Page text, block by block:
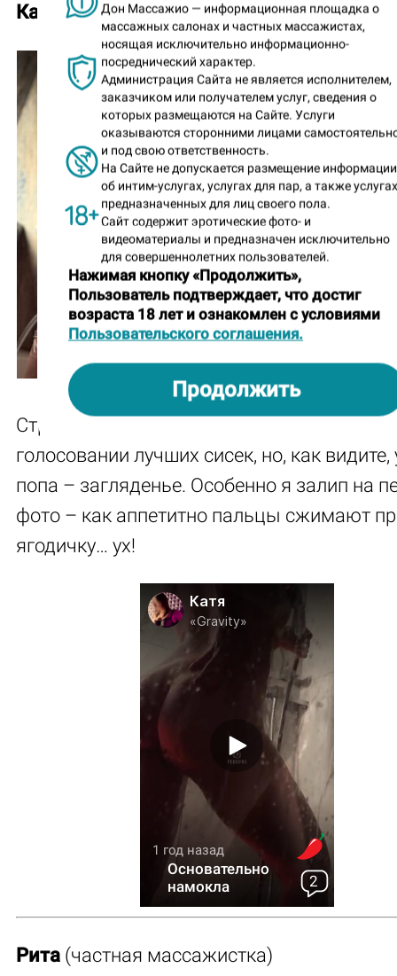
Дон Массажио — информационная площадка о
массажных салонах и частных массажистах,
носящая исключительно информационно-
посреднический характер.
Администрация Сайта не является исполнителем,
заказчиком или получателем услуг, сведения о
которых размещаются на Сайте. Услуги
оказываются сторонними лицами
и под свою ответственность.
На Сайте не допускается размещение информации
об интим-услугах, услугах для пар, а также
предназначенных для лиц своего пола.
Сайт содержит эротические фото- и
видеоматериалы и предназначен исключительно
для совершеннолетних пользователей.
Нажимая кнопку «Продолжить»,
Пользователь подтверждает, что достиг
возраста 18 лет и ознакомлен с условиями
Пользовательского соглашения.
Продолжить
Катя («Gravity»)
Стрйоная Катерина взяла золото в
голосовании лучших сисек, но, как видите,
попа – загляденье. Особенно я залип на
фото – как аппетитно пальцы сжимают
ягодичку… ух!
1 год назад
Основательно
намокла
2
Катя
«Gravity»
Рита (частная массажистка)